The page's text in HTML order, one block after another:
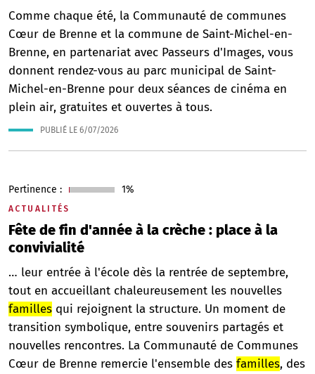
Comme chaque été, la Communauté de communes
Cœur de Brenne et la commune de Saint-Michel-en-
Brenne, en partenariat avec Passeurs d'Images, vous
donnent rendez-vous au parc municipal de Saint-
Michel-en-Brenne pour deux séances de cinéma en
plein air, gratuites et ouvertes à tous.
PUBLIÉ LE 6/07/2026
ACTUALITÉS
Fête de fin d'année à la crèche : place à la
convivialité
Pertinence : 1%
… leur entrée à l'école dès la rentrée de septembre,
tout en accueillant chaleureusement les nouvelles
familles qui rejoignent la structure. Un moment de
transition symbolique, entre souvenirs partagés et
nouvelles rencontres. La Communauté de Communes
Cœur de Brenne remercie l'ensemble des familles, des